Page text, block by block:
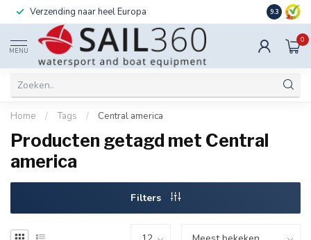
Verzending naar heel Europa Ook
9.3
MENU
0
Home / Tags / Central america
Producten getagd met Central
america
Filters